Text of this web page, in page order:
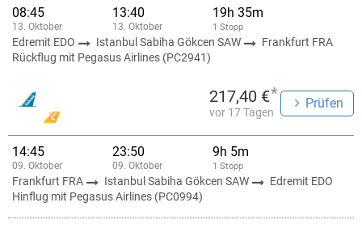
08:45
13. Oktober
13:40
13. Oktober
19h 35m
1 Stopp
Edremit EDO Istanbul Sabiha Gökcen SAW
Frankfurt FRA
Rückflug mit Pegasus Airlines (PC2941)
217,40 €*
vor 17 Tagen
Prüfen
14:45
09. Oktober
23:50
09. Oktober
9h 5m
1 Stopp
Frankfurt FRA Istanbul Sabiha Gökcen SAW
Edremit EDO
Hinflug mit Pegasus Airlines (PC0994)